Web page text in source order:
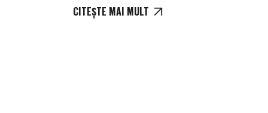
CITEȘTE MAI MULT